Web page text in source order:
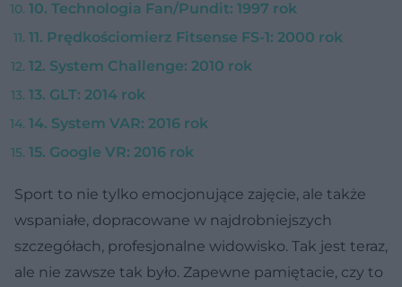
10. Technologia Fan/Pundit: 1997 rok
11. Prędkościomierz Fitsense FS-1: 2000 rok
12. System Challenge: 2010 rok
13. GLT: 2014 rok
14. System VAR: 2016 rok
15. Google VR: 2016 rok
Sport to nie tylko emocjonujące zajęcie, ale także
wspaniałe, dopracowane w najdrobniejszych
szczegółach, profesjonalne widowisko. Tak jest teraz,
ale nie zawsze tak było. Zapewne pamiętacie, czy to